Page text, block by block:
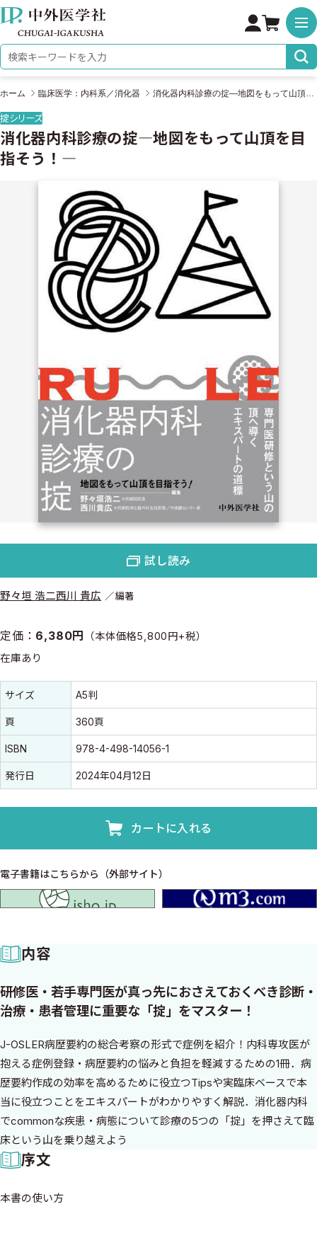
株式会社 中外医学社
検索キーワード
ホーム 臨床医学：内科系／消化器
掟シリーズ
消化器内科診療の掟―地図をもって山頂を目
指そう！―
野々垣 浩二西川 貴広 編著
定価： 6,380円 （本体価格5,800円+税）
在庫あり
書誌情報
書誌情報
サイズ A5判
頁 360頁
ISBN 978-4-498-14056-1
発行日 2024年04月12日
カートに入れる
電子書籍はこちらから（外部サイト）
試し読み
内容
研修医・若手専門医が真っ先におさえておくべき診断・
治療・患者管理に重要な「掟」をマスター！
J-OSLER病歴要約の総合考察の形式で症例を紹介！内科専攻医が
抱える症例登録・病歴要約の悩みと負担を軽減するための1冊．病
歴要約作成の効率を高めるために役立つTipsや実臨床ベースで本
当に役立つことをエキスパートがわかりやすく解説．消化器内科
でcommonな疾患・病態について診療の5つの「掟」を押さえて臨
床という山を乗り越えよう
序文
本書の使い方